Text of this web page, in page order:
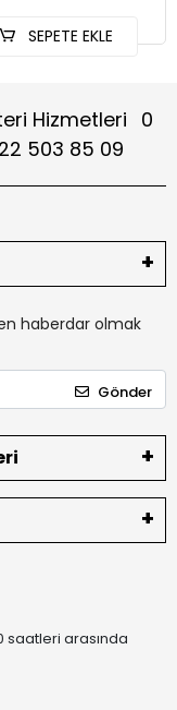
SEPETE EKLE
Hizmetleri
0
503 85 09
haberdar olmak
Gönder
saatleri arasında